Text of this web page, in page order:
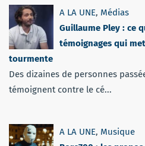
A LA UNE, Médias
Guillaume Pley : ce
témoignages qui
tourmente
Des dizaines de personnes
témoignent contre le cé...
A LA UNE, Musique